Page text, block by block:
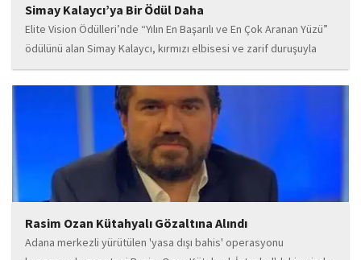
Simay Kalaycı’ya Bir Ödül Daha
Elite Vision Ödülleri’nde “Yılın En Başarılı ve En Çok Aranan Yüzü”
ödülünü alan Simay Kalaycı, kırmızı elbisesi ve zarif duruşuyla
geceye damga vurdu. Takı markasıyla da dikkat çeken Kalaycı,
Wilma...
Rasim Ozan Kütahyalı Gözaltına Alındı
Adana merkezli yürütülen 'yasa dışı bahis' operasyonu